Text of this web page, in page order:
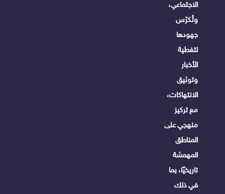
الاجتماعي،
وتُكرّس
جهودها
لتغطية
الأخبار
وتوثيق
الانتهاكات،
مع تركيز
منهجي على
المناطق
المهمشة
تاريخيًا، بما
في ذلك